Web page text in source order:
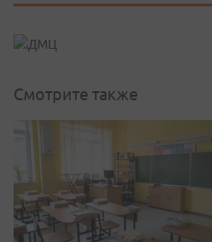
Смотрите также